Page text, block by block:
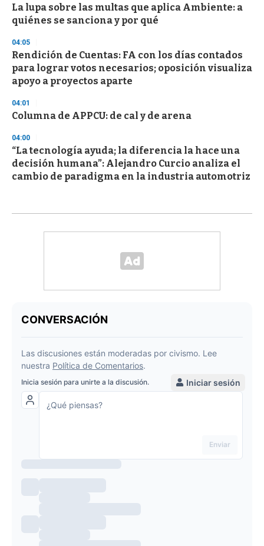
La lupa sobre las multas que aplica Ambiente: a
quiénes se sanciona y por qué
04:05
Rendición de Cuentas: FA con los días contados
para lograr votos necesarios; oposición visualiza
apoyo a proyectos aparte
04:01
Columna de APPCU: de cal y de arena
04:00
“La tecnología ayuda; la diferencia la hace una
decisión humana”: Alejandro Curcio analiza el
cambio de paradigma en la industria automotriz